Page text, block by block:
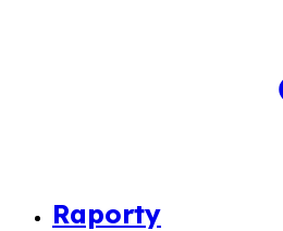
Raporty